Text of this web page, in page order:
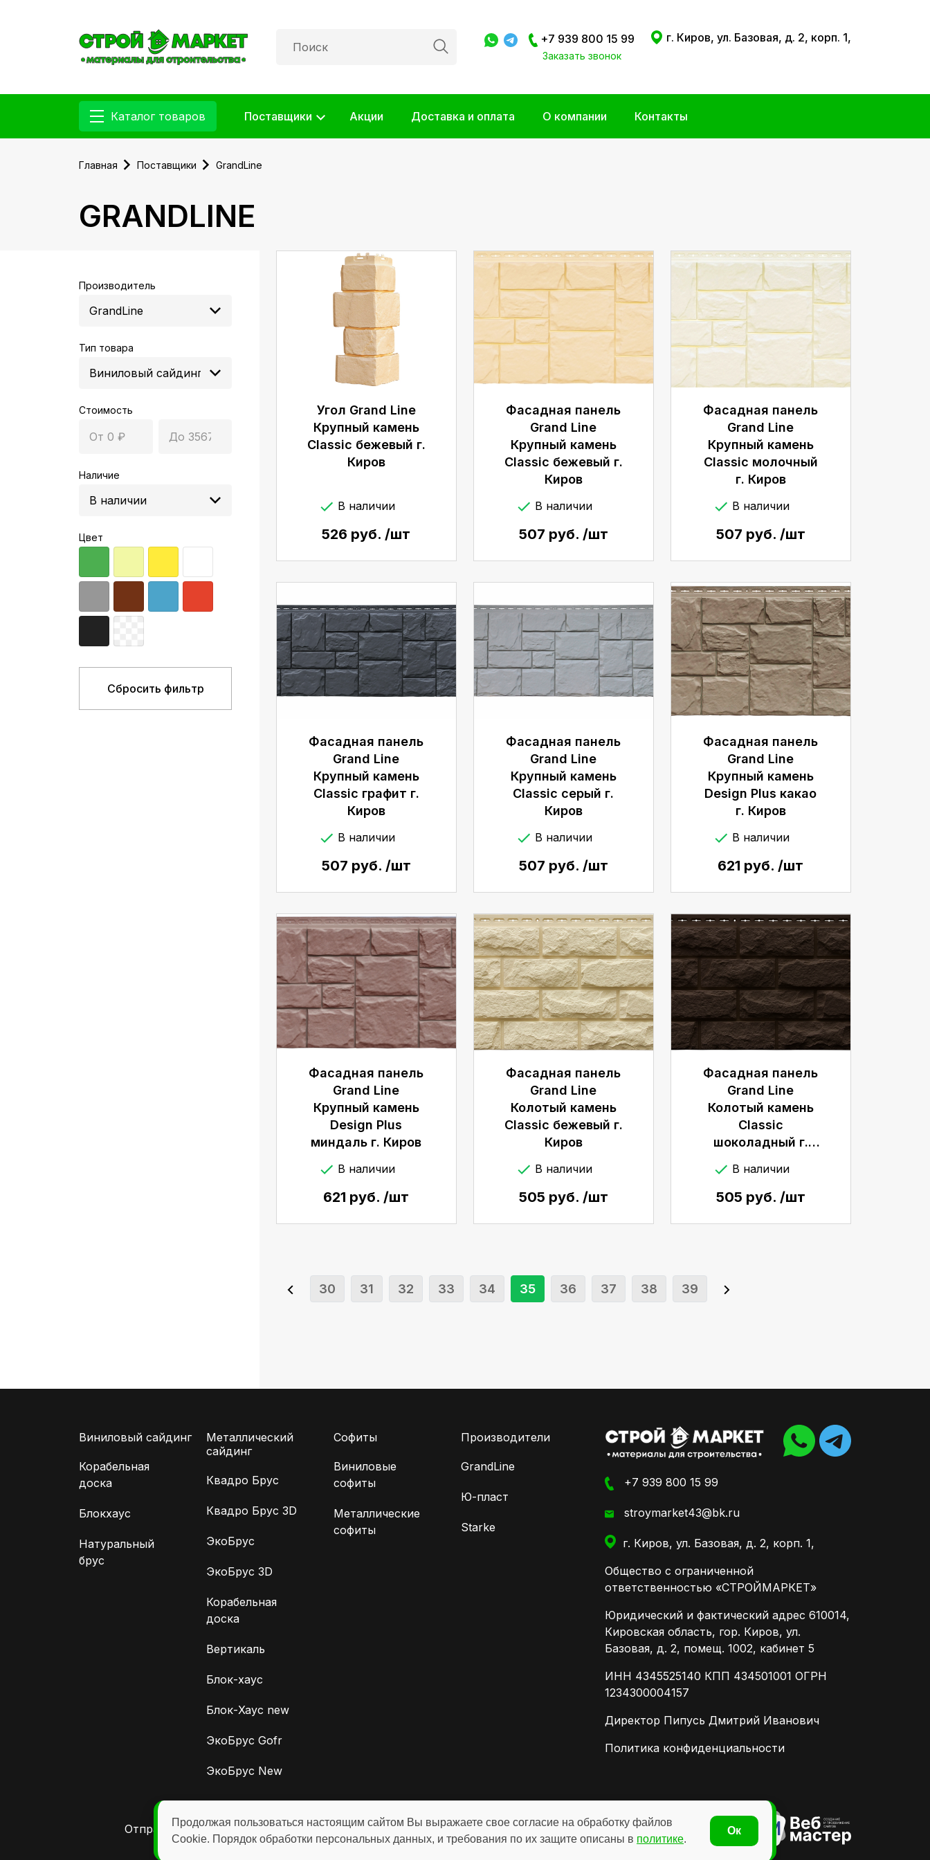
+7 939 800 15 99
Заказать звонок
г. Киров, ул. Базовая, д. 2, корп. 1,
Каталог товаров Поставщики Акции Доставка и оплата О компании Контакты
Главная Поставщики GrandLine
GRANDLINE
Производитель
Тип товара
Стоимость
Наличие
Цвет
Сбросить фильтр
Угол Grand Line
Крупный камень
Classic бежевый г.
Киров
В наличии
526 руб. /шт
Фасадная панель
Grand Line
Крупный камень
Classic бежевый г.
Киров
В наличии
507 руб. /шт
Фасадная панель
Grand Line
Крупный камень
Classic молочный
г. Киров
В наличии
507 руб. /шт
Фасадная панель
Grand Line
Крупный камень
Classic графит г.
Киров
В наличии
507 руб. /шт
Фасадная панель
Grand Line
Крупный камень
Classic серый г.
Киров
В наличии
507 руб. /шт
Фасадная панель
Grand Line
Крупный камень
Design Plus какао
г. Киров
В наличии
621 руб. /шт
Фасадная панель
Grand Line
Крупный камень
Design Plus
миндаль г. Киров
В наличии
621 руб. /шт
Фасадная панель
Grand Line
Колотый камень
Classic бежевый г.
Киров
В наличии
505 руб. /шт
Фасадная панель
Grand Line
Колотый камень
Classic
шоколадный г.
В наличии
505 руб. /шт
30 31 32 33 34 35 36 37 38 39
Виниловый сайдинг
Корабельная
доска
Блокхаус
Натуральный
брус
Металлический
сайдинг
Квадро Брус
Квадро Брус 3D
ЭкоБрус
ЭкоБрус 3D
Корабельная
доска
Вертикаль
Блок-хаус
Блок-Хаус new
ЭкоБрус Gofr
ЭкоБрус New
Софиты
Виниловые
софиты
Металлические
софиты
Производители
GrandLine
Ю-пласт
Starke
+7 939 800 15 99
stroymarket43@bk.ru
г. Киров, ул. Базовая, д. 2, корп. 1,
Общество с ограниченной
ответственностью «СТРОЙМАРКЕТ»
Юридический и фактический адрес 610014,
Кировская область, гор. Киров, ул.
Базовая, д. 2, помещ. 1002, кабинет 5
ИНН 4345525140 КПП 434501001 ОГРН
1234300004157
Директор Пипусь Дмитрий Иванович
Политика конфиденциальности
Отправляя любую форму на сайте, вы соглашаетесь сполитикой конфиденциальностиданного сайта
Продолжая пользоваться настоящим сайтом Вы выражаете свое согласие на обработку файлов
Cookie. Порядок обработки персональных данных, и требования по их защите описаны в политике.
Ок